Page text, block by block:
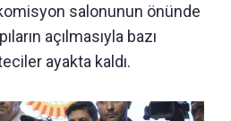
salonunun önünde
açılmasıyla bazı
ayakta kaldı.